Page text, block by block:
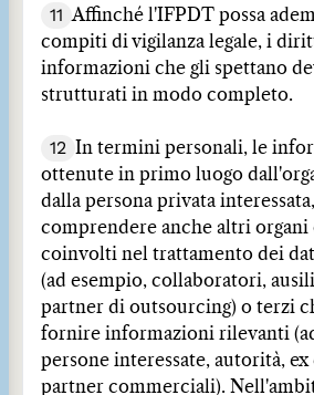
11 Affinché l'IFPDT possa
compiti di vigilanza legale, i
informazioni che gli spettano
strutturati in modo completo.
12 In termini personali, le
ottenute in primo luogo
dalla persona privata
comprendere anche altri organi
coinvolti nel trattamento dei
(ad esempio, collaboratori,
partner di outsourcing) o terzi
fornire informazioni rilevanti
persone interessate, autorità,
partner commerciali).